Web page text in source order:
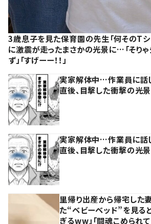
3歳息子を見た保育園の先生「何そのTシ
に激震が走ったまさかの光景に…「そり
ず」「すげーー！！」
実家解体中…作業員に話
直後、目撃した衝撃の光景
実家解体中…作業員に話
直後、目撃した衝撃の光景
里帰り出産から帰宅した
た“ベビーベッド”を見る
ぎるww」「闘魂こめられ